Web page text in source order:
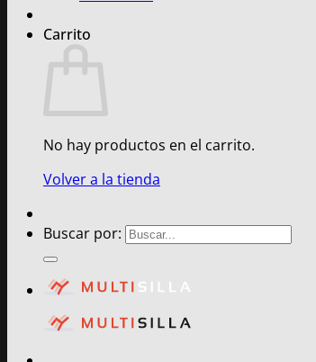
Carrito
No hay productos en el carrito.
Volver a la tienda
Buscar por: